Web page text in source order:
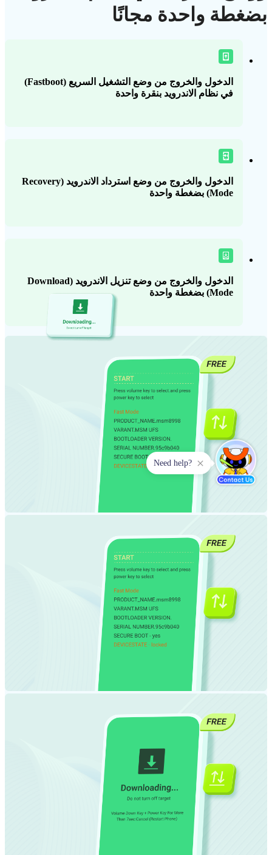
بضغطة واحدة مجانًا
الدخول والخروج من وضع التشغيل السريع (Fastboot)
في نظام الاندرويد بنقرة واحدة
الدخول والخروج من وضع استرداد الاندرويد (Recovery
Mode) بضغطة واحدة
الدخول والخروج من وضع تنزيل الاندرويد (Download
Mode) بضغطة واحدة